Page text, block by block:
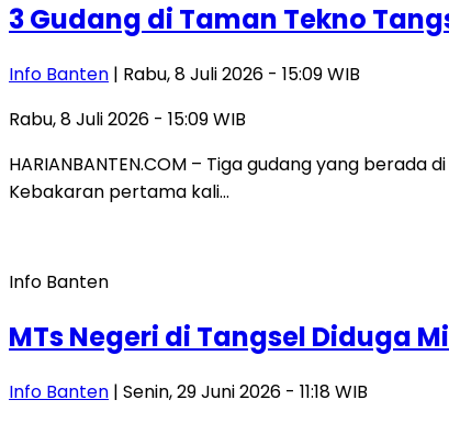
3 Gudang di Taman Tekno
Info Banten | Rabu, 8 Juli 2026 - 15:09 WIB
Rabu, 8 Juli 2026 - 15:09 WIB
HARIANBANTEN.COM – Tiga gudang yang
Kebakaran pertama kali…
Info Banten
MTs Negeri di Tangsel Diduga
Info Banten | Senin, 29 Juni 2026 - 11:18 WIB